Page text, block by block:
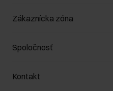
Spravovať súbory cookie
Spôsob platby
Vrátenie
Zákaznícka zóna
Zákazníky klub
Pravidlá propagácie
Starostlivosť o kožu
Spoločnosť
O nás
Kontakt